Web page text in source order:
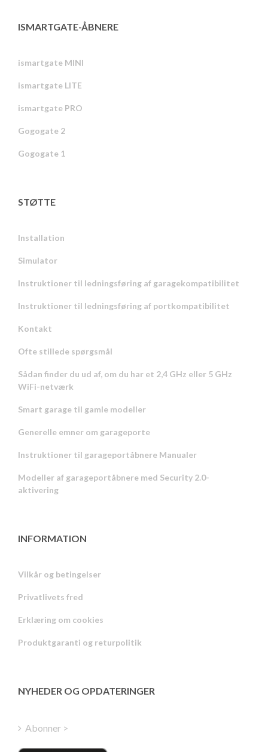
ISMARTGATE-ÅBNERE
ismartgate MINI
ismartgate LITE
ismartgate PRO
Gogogate 2
Gogogate 1
STØTTE
Installation
Simulator
Instruktioner til ledningsføring af garagekompatibilitet
Instruktioner til ledningsføring af portkompatibilitet
Kontakt
Ofte stillede spørgsmål
Sådan finder du ud af, om du har et 2,4 GHz eller 5 GHz
WiFi-netværk
Smart garage til gamle modeller
Generelle emner om garageporte
Instruktioner til garageportåbnere Manualer
Modeller af garageportåbnere med Security 2.0-
aktivering
INFORMATION
Vilkår og betingelser
Privatlivets fred
Erklæring om cookies
Produktgaranti og returpolitik
NYHEDER OG OPDATERINGER
Abonner >